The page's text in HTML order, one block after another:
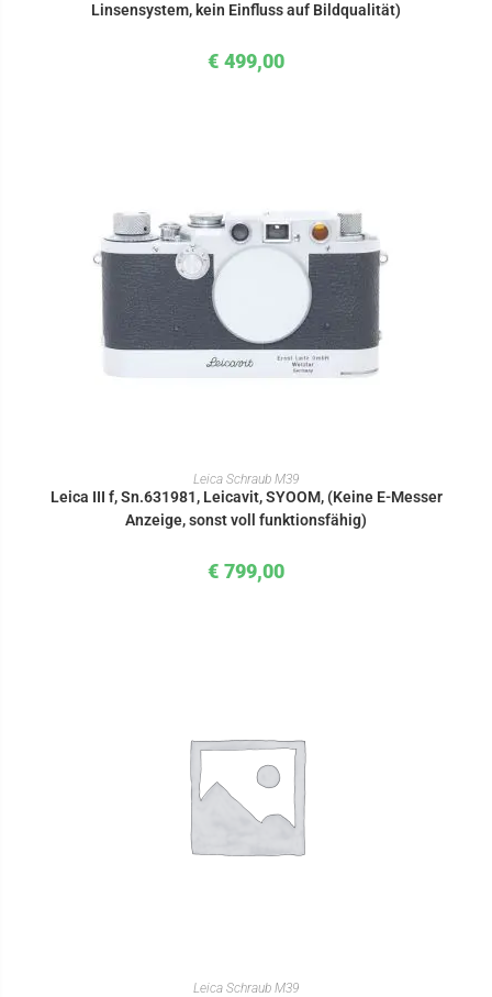
Linsensystem, kein Einfluss auf Bildqualität)
€ 499,00
IN DEN WARENKORB
Leica Schraub M39
Leica III f, Sn.631981, Leicavit, SYOOM, (Keine E-Messer
Anzeige, sonst voll funktionsfähig)
€ 799,00
IN DEN WARENKORB
Leica Schraub M39